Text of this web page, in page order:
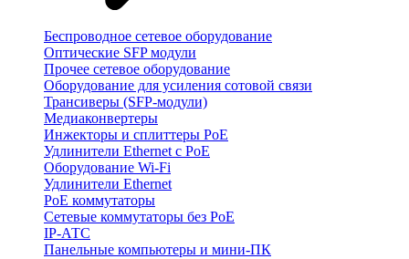
Беспроводное сетевое оборудование
Оптические SFP модули
Прочее сетевое оборудование
Оборудование для усиления сотовой связи
Трансиверы (SFP-модули)
Медиаконвертеры
Инжекторы и сплиттеры PoE
Удлинители Ethernet с PoE
Оборудование Wi-Fi
Удлинители Ethernet
PoE коммутаторы
Сетевые коммутаторы без PoE
IP-АТС
Панельные компьютеры и мини-ПК